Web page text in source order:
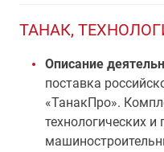
ТАНАК,
Описание
поставка
«ТанакПро».
технологических